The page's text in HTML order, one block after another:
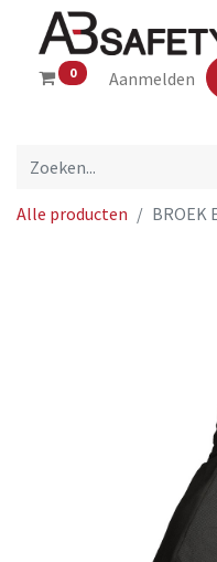
0 Aanmelden
Alle producten BROEK